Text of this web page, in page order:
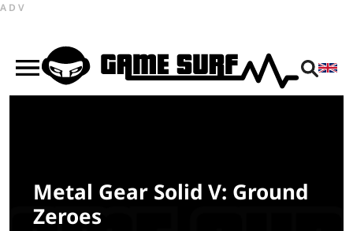
ADV
Metal Gear Solid V: Ground
Zeroes